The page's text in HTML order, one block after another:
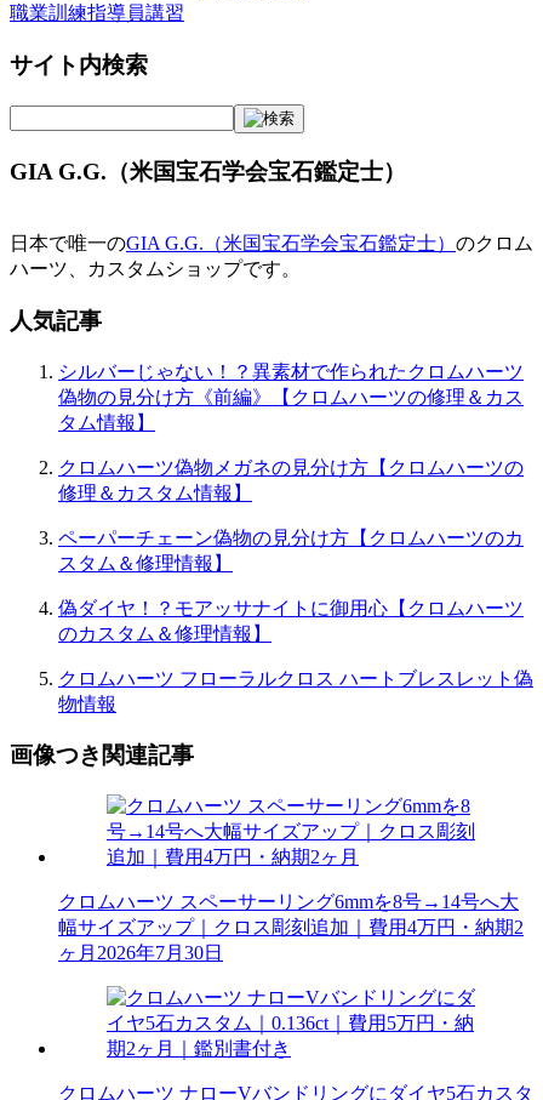
職業訓練指導員講習
サイト内検索
GIA G.G.（米国宝石学会宝石鑑定士）
日本で唯一のGIA G.G.（米国宝石学会宝石鑑定士） のクロム
ハーツ、カスタムショップです。
人気記事
シルバーじゃない！？異素材で作られたクロムハーツ
偽物の見分け方《前編》【クロムハーツの修理＆カス
タム情報】
クロムハーツ偽物メガネの見分け方【クロムハーツの
修理＆カスタム情報】
ペーパーチェーン偽物の見分け方【クロムハーツのカ
スタム＆修理情報】
偽ダイヤ！？モアッサナイトに御用心【クロムハーツ
のカスタム＆修理情報】
クロムハーツ フローラルクロス ハートブレスレット偽
物情報
画像つき関連記事
クロムハーツ スペーサーリング6mmを8号→14号へ大
幅サイズアップ｜クロス彫刻追加｜費用4万円・納期2
ヶ月 2026年7月30日
クロムハーツ ナローVバンドリングにダイヤ5石カスタ